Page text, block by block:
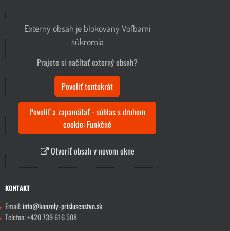
Externý obsah je blokovaný Voľbami
súkromia
Prajete si načítať externý obsah?
Povoliť tentokrát
Povoliť a zapamätať - súhlas s druhom
cookie: Funkčné
Otvoriť obsah v novom okne
KONTAKT
Email:info@konzoly-prislusenstvo.sk
Telefon: +420 739 616 508